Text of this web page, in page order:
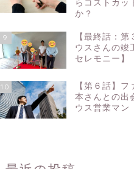
らコストカッ
か？
9
【最終話：
ウスさんの竣
セレモニー】
10
【第６話】
本さんとの出
ウス営業マン